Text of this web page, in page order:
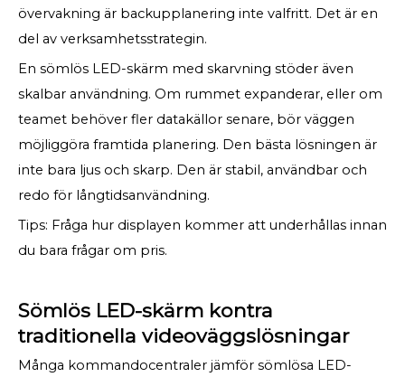
övervakning är backupplanering inte valfritt. Det är en
del av verksamhetsstrategin.
En sömlös LED-skärm med skarvning stöder även
skalbar användning. Om rummet expanderar, eller om
teamet behöver fler datakällor senare, bör väggen
möjliggöra framtida planering. Den bästa lösningen är
inte bara ljus och skarp. Den är stabil, användbar och
redo för långtidsanvändning.
Tips: Fråga hur displayen kommer att underhållas innan
du bara frågar om pris.
Sömlös LED-skärm kontra
traditionella videoväggslösningar
Många kommandocentraler jämför sömlösa LED-